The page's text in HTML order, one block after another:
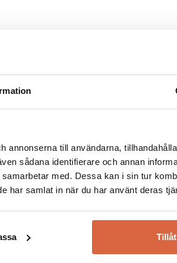
annonserna till användarna,
sådana identifierare och annan
med. Dessa kan i sin tur
har samlat in när du har använt deras
inte bara för att skapa en
LIB varmt om hjärtat och
påverkan i både produktion och
LIB